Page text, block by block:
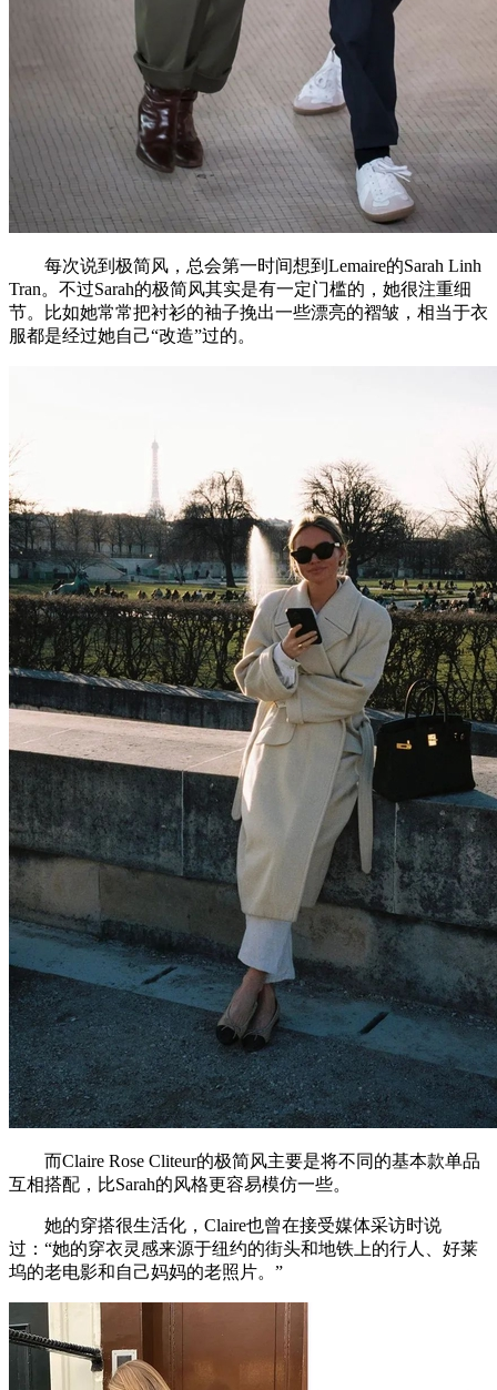
每次说到极简风，总会第一时间想到Lemaire的Sarah Linh
Tran。不过Sarah的极简风其实是有一定门槛的，她很注重细
节。比如她常常把衬衫的袖子挽出一些漂亮的褶皱，相当于衣
服都是经过她自己“改造”过的。
而Claire Rose Cliteur的极简风主要是将不同的基本款单品
互相搭配，比Sarah的风格更容易模仿一些。
她的穿搭很生活化，Claire也曾在接受媒体采访时说
过：“她的穿衣灵感来源于纽约的街头和地铁上的行人、好莱
坞的老电影和自己妈妈的老照片。”